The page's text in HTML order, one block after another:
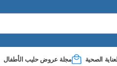
الصحية مجلة عروض حليب الأطفال